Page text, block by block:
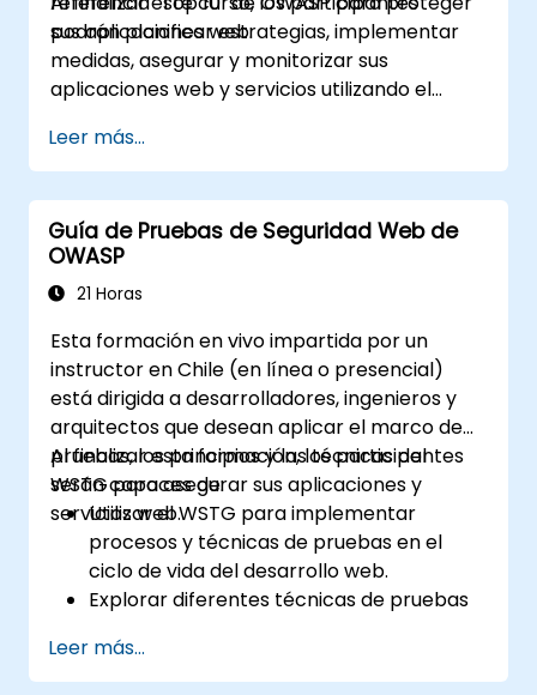
sus aplicaciones web.
podrán planificar estrategias, implementar
medidas, asegurar y monitorizar sus
aplicaciones web y servicios utilizando el
referencia.
Leer más...
Guía de Pruebas de Seguridad Web de
OWASP
21 Horas
Esta formación en vivo impartida por un
instructor en Chile (en línea o presencial)
está dirigida a desarrolladores, ingenieros y
arquitectos que desean aplicar el marco de
pruebas, los principios y las técnicas del
WSTG para asegurar sus aplicaciones y
servicios web.
Al finalizar esta formación, los participantes
serán capaces de:
Utilizar el WSTG para implementar
procesos y técnicas de pruebas en el
ciclo de vida del desarrollo web.
Explorar diferentes técnicas de pruebas
necesidades del negocio.
Realizar diversos métodos de prueba de
Leer más...